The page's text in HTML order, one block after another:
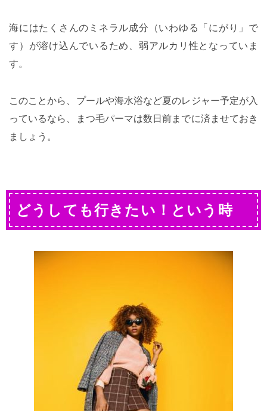
海にはたくさんのミネラル成分（いわゆる「にがり」で
す）が溶け込んでいるため、弱アルカリ性となっていま
す。
このことから、プールや海水浴など夏のレジャー予定が入
っているなら、まつ毛パーマは数日前までに済ませておき
ましょう。
どうしても行きたい！という時